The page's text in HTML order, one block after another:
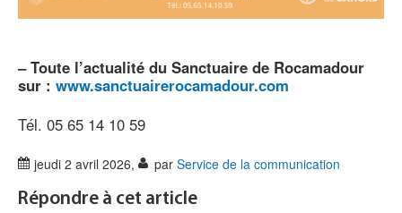
– Toute l’actualité du Sanctuaire de Rocamadour
sur : www.sanctuairerocamadour.com
Tél. 05 65 14 10 59
jeudi 2 avril 2026, par Service de la communication
Répondre à cet article